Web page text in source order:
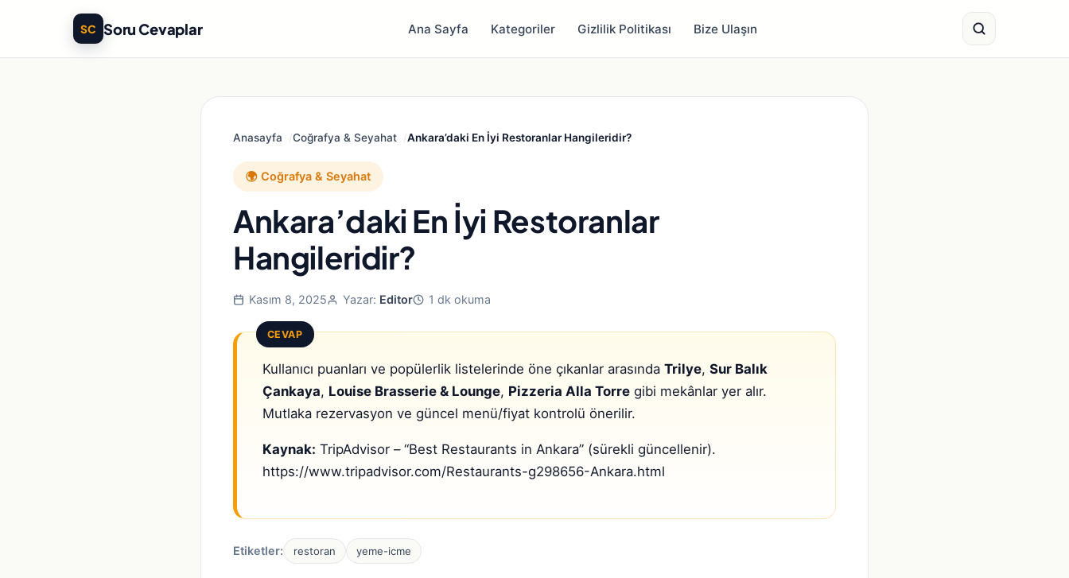
SC Soru Cevaplar Ana Sayfa Kategoriler Gizlilik Politikası Bize Ulaşın
Anasayfa Coğrafya & Seyahat Ankara’daki En İyi Restoranlar Hangileridir?
🌍 Coğrafya & Seyahat
Ankara’daki En İyi Restoranlar
Hangileridir?
Kasım 8, 2025 Yazar: Editor 1 dk okuma
CEVAP
Kullanıcı puanları ve popülerlik listelerinde öne çıkanlar arasında Trilye, Sur Balık
Çankaya, Louise Brasserie & Lounge, Pizzeria Alla Torre gibi mekânlar yer alır.
Mutlaka rezervasyon ve güncel menü/fiyat kontrolü önerilir.
Kaynak: TripAdvisor – “Best Restaurants in Ankara” (sürekli güncellenir).
https://www.tripadvisor.com/Restaurants-g298656-Ankara.html
Etiketler: restoran yeme-icme